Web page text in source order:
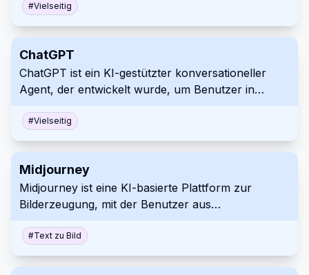
Sicherheit und Benutzerfreundlichkeit priorisiert. Er
nutzt modernste Verarbeitung natürlicher Sprache,
liefern.
#Vielseitig
ChatGPT
ChatGPT ist ein KI-gestützter konversationeller
Agent, der entwickelt wurde, um Benutzer in
und generiert Texte und unterstützt Benutzer bei
verschiedenen Aufgaben, beantwortet Fragen oder
#Vielseitig
Midjourney
Midjourney ist eine KI-basierte Plattform zur
Bilderzeugung, mit der Benutzer aus
erstellen können. Es verwendet fortschrittliche
Machine-Learning-Algorithmen, um
#Text zu Bild